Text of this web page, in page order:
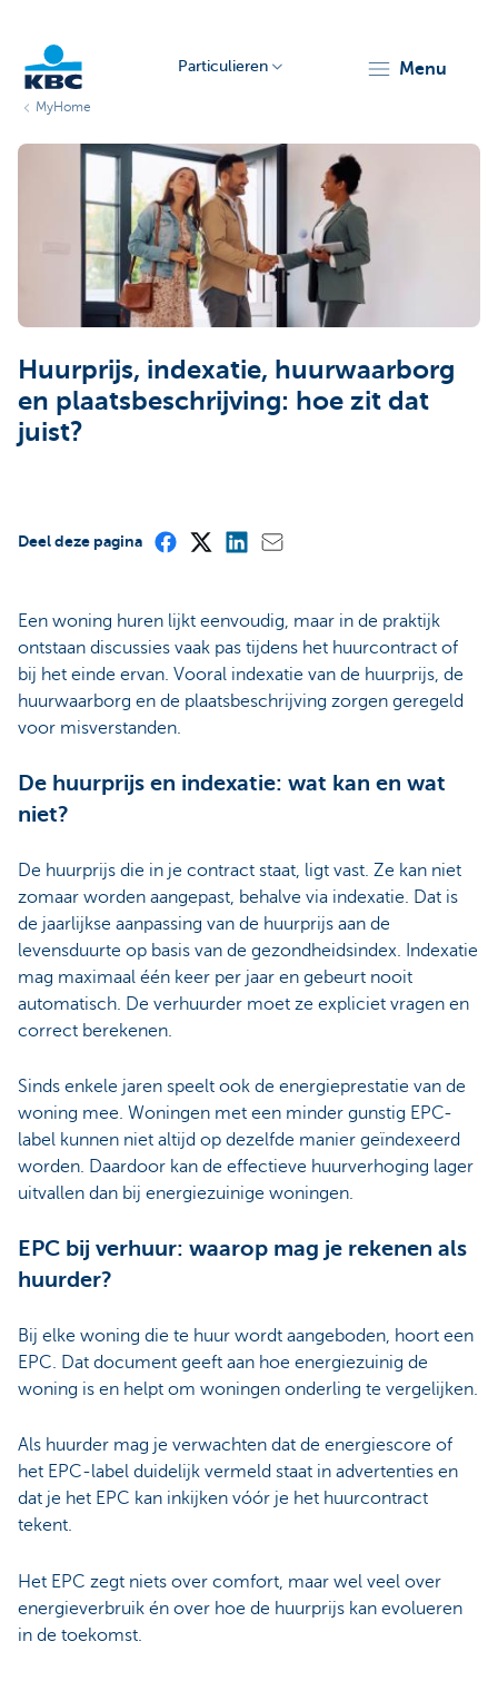
Particulieren menu
MyHome
Huurprijs, indexatie, huurwaarborg
en plaatsbeschrijving: hoe zit dat
juist?
Deel deze pagina
Een woning huren lijkt eenvoudig, maar in de praktijk
ontstaan discussies vaak pas tijdens het huurcontract of
bij het einde ervan. Vooral indexatie van de huurprijs, de
huurwaarborg en de plaatsbeschrijving zorgen geregeld
voor misverstanden.
De huurprijs en indexatie: wat kan en wat
niet?
De huurprijs die in je contract staat, ligt vast. Ze kan niet
zomaar worden aangepast, behalve via indexatie. Dat is
de jaarlijkse aanpassing van de huurprijs aan de
levensduurte op basis van de gezondheidsindex. Indexatie
mag maximaal één keer per jaar en gebeurt nooit
automatisch. De verhuurder moet ze expliciet vragen en
correct berekenen.
Sinds enkele jaren speelt ook de energieprestatie van de
woning mee. Woningen met een minder gunstig EPC-
label kunnen niet altijd op dezelfde manier geïndexeerd
worden. Daardoor kan de effectieve huurverhoging lager
uitvallen dan bij energiezuinige woningen.
EPC bij verhuur: waarop mag je rekenen als
huurder?
Bij elke woning die te huur wordt aangeboden, hoort een
EPC. Dat document geeft aan hoe energiezuinig de
woning is en helpt om woningen onderling te vergelijken.
Als huurder mag je verwachten dat de energiescore of
het EPC‑label duidelijk vermeld staat in advertenties en
dat je het EPC kan inkijken vóór je het huurcontract
tekent.
Het EPC zegt niets over comfort, maar wel veel over
energieverbruik én over hoe de huurprijs kan evolueren
in de toekomst.